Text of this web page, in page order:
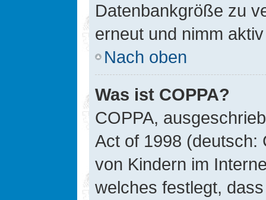
Datenbankgröße zu
erneut und nimm
Nach oben
Was ist COPPA?
COPPA,
Act of 1998 (deutsch:
von Kindern im
welches festlegt,